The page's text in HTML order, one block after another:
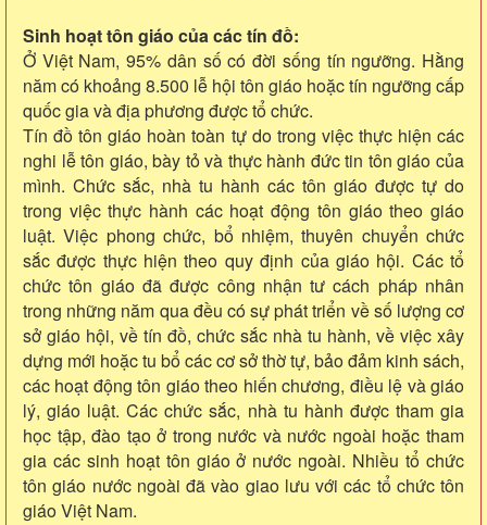
Sinh hoạt tôn giáo của các tín đồ:
Ở Việt Nam, 95% dân số có đời sống tín ngưỡng. Hằng
năm có khoảng 8.500 lễ hội tôn giáo hoặc tín ngưỡng cấp
quốc gia và địa phương được tổ chức.
Tín đồ tôn giáo hoàn toàn tự do trong việc thực hiện các
nghi lễ tôn giáo, bày tỏ và thực hành đức tin tôn giáo của
mình. Chức sắc, nhà tu hành các tôn giáo được tự do
trong việc thực hành các hoạt động tôn giáo theo giáo
luật. Việc phong chức, bổ nhiệm, thuyên chuyển chức
sắc được thực hiện theo quy định của giáo hội. Các tổ
chức tôn giáo đã được công nhận tư cách pháp nhân
trong những năm qua đều có sự phát triển về số lượng cơ
sở giáo hội, về tín đồ, chức sắc nhà tu hành, về việc xây
dựng mới hoặc tu bổ các cơ sở thờ tự, bảo đảm kinh sách,
các hoạt động tôn giáo theo hiến chương, điều lệ và giáo
lý, giáo luật. Các chức sắc, nhà tu hành được tham gia
học tập, đào tạo ở trong nước và nước ngoài hoặc tham
gia các sinh hoạt tôn giáo ở nước ngoài. Nhiều tổ chức
tôn giáo nước ngoài đã vào giao lưu với các tổ chức tôn
giáo Việt Nam.